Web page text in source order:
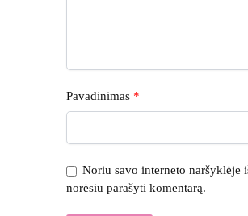
Pavadinimas *
Noriu savo interneto naršyklėje
norėsiu parašyti komentarą.